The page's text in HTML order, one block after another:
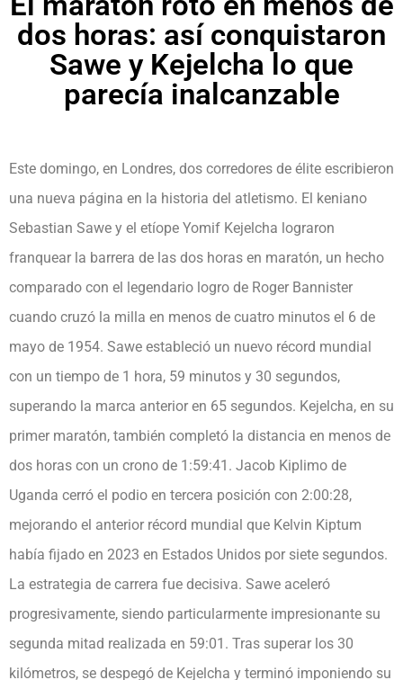
dos horas: así conquistaron
Sawe y Kejelcha lo que
parecía inalcanzable
Este domingo, en Londres, dos corredores de élite escribieron
una nueva página en la historia del atletismo. El keniano
Sebastian Sawe y el etíope Yomif Kejelcha lograron
franquear la barrera de las dos horas en maratón, un hecho
comparado con el legendario logro de Roger Bannister
cuando cruzó la milla en menos de cuatro minutos el 6 de
mayo de 1954. Sawe estableció un nuevo récord mundial
con un tiempo de 1 hora, 59 minutos y 30 segundos,
superando la marca anterior en 65 segundos. Kejelcha, en su
primer maratón, también completó la distancia en menos de
dos horas con un crono de 1:59:41. Jacob Kiplimo de
Uganda cerró el podio en tercera posición con 2:00:28,
mejorando el anterior récord mundial que Kelvin Kiptum
había fijado en 2023 en Estados Unidos por siete segundos.
La estrategia de carrera fue decisiva. Sawe aceleró
progresivamente, siendo particularmente impresionante su
segunda mitad realizada en 59:01. Tras superar los 30
kilómetros, se despegó de Kejelcha y terminó imponiendo su